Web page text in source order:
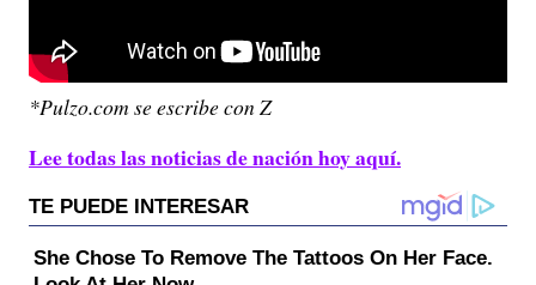
*Pulzo.com se escribe con Z
Lee todas las noticias de nación hoy aquí.